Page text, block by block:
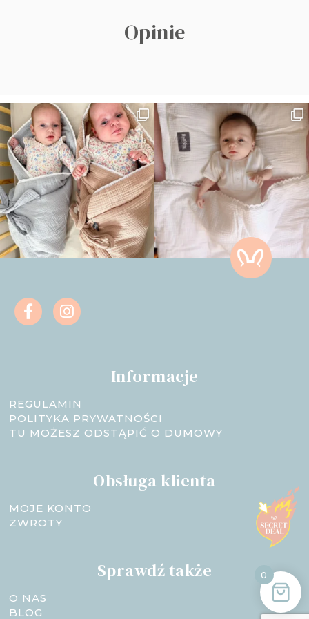
Opinie
Informacje
REGULAMIN
POLITYKA PRYWATNOŚCI
TU MOŻESZ ODSTĄPIĆ O DUMOWY
Obsługa klienta
MOJE KONTO
ZWROTY
Sprawdź także
O NAS
BLOG
0